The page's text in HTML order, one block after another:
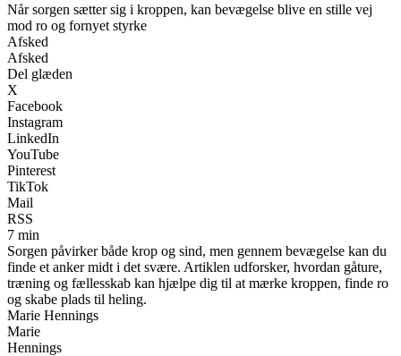
Når sorgen sætter sig i kroppen, kan bevægelse blive en stille vej
mod ro og fornyet styrke
Afsked
Afsked
Del glæden
X
Facebook
Instagram
LinkedIn
YouTube
Pinterest
TikTok
Mail
RSS
7 min
Sorgen påvirker både krop og sind, men gennem bevægelse kan du
finde et anker midt i det svære. Artiklen udforsker, hvordan gåture,
træning og fællesskab kan hjælpe dig til at mærke kroppen, finde ro
og skabe plads til heling.
Marie Hennings
Marie
Hennings